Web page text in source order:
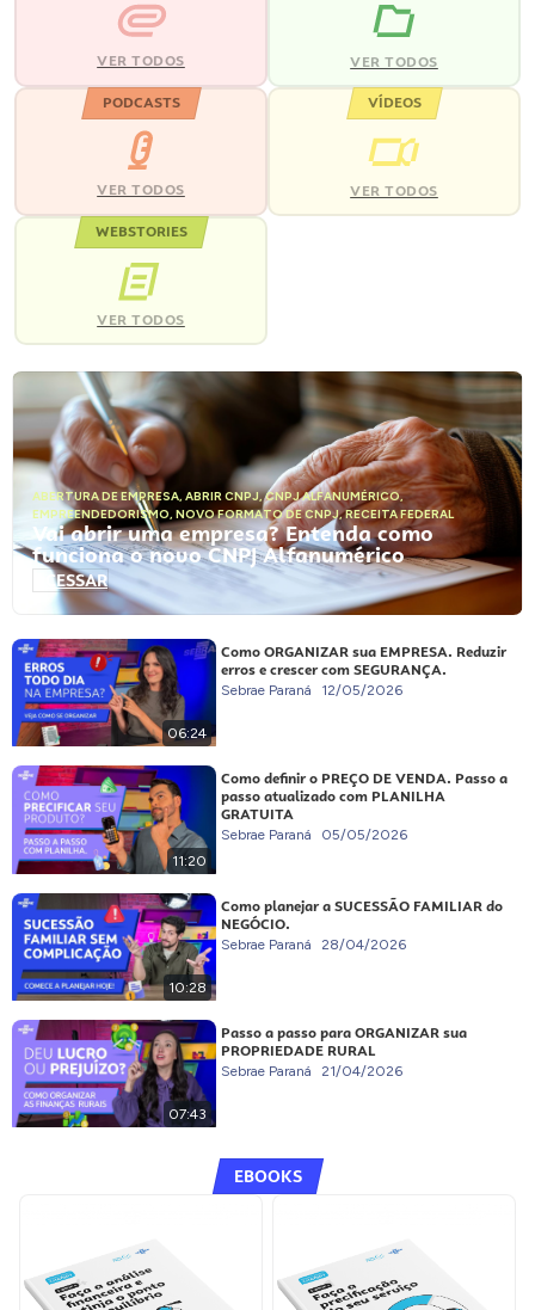
VER TODOS VER TODOS
PODCASTS
VER TODOS
VÍDEOS
VER TODOS
WEBSTORIES
VER TODOS
ABERTURA DE EMPRESA, ABRIR CNPJ,CNPJ ALFANUMÉRICO,
EMPREENDEDORISMO, NOVO FORMATO DE CNPJ,RECEITA FEDERAL
Vai abrir uma empresa? Entenda como
funciona o novo CNPJ Alfanumérico
ACESSAR
06:24
Como ORGANIZAR sua EMPRESA. Reduzir
erros e crescer com SEGURANÇA.
Sebrae Paraná 12/05/2026
11:20
Como definir o PREÇO DE VENDA. Passo a
passo atualizado com PLANILHA
GRATUITA
Sebrae Paraná 05/05/2026
10:28
Como planejar a SUCESSÃO FAMILIAR do
NEGÓCIO.
Sebrae Paraná 28/04/2026
07:43
Passo a passo para ORGANIZAR sua
PROPRIEDADE RURAL
Sebrae Paraná 21/04/2026
EBOOKS